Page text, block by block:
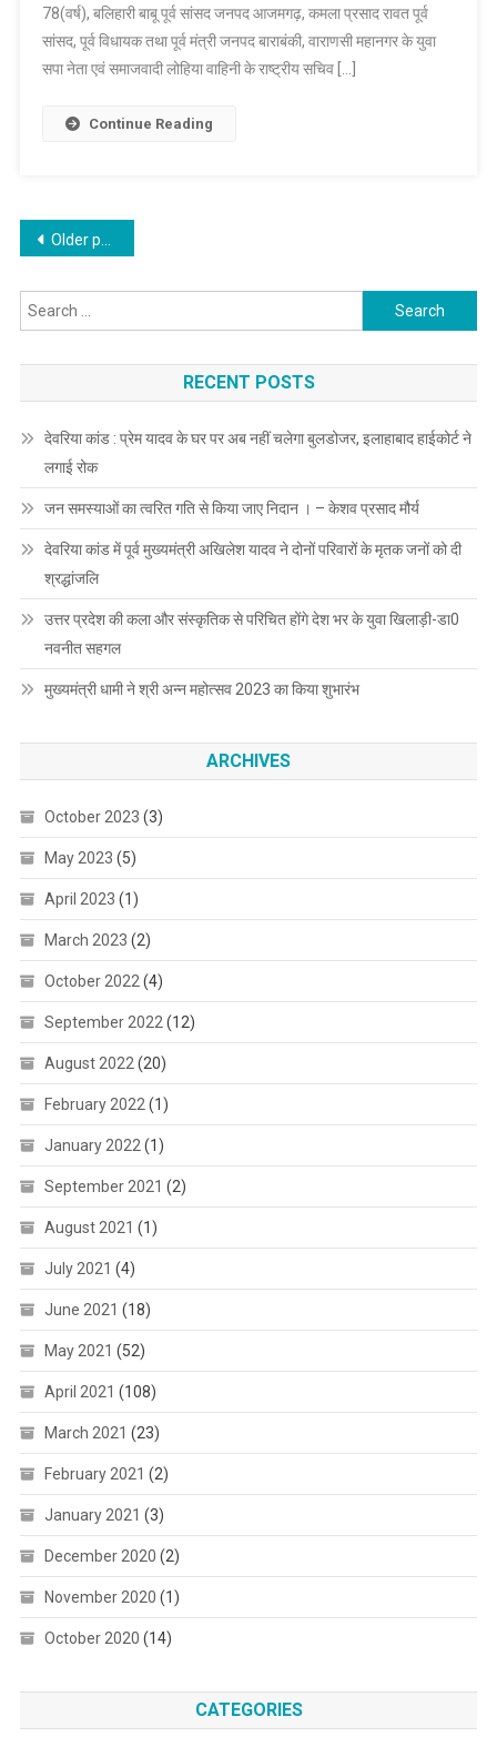
यादव
ने
78(वर्ष), बलिहारी बाबू पूर्व सांसद जनपद आजमगढ़, कमला प्रसाद रावत पूर्व
सांसद, पूर्व विधायक तथा पूर्व मंत्री जनपद बाराबंकी, वाराणसी महानगर के युवा
सपा नेता एवं समाजवादी लोहिया वाहिनी के राष्ट्रीय सचिव […]
Continue Reading
Posts
navigation
Older posts
Search
for:
RECENT POSTS
देवरिया कांड : प्रेम यादव के घर पर अब नहीं चलेगा बुलडोजर, इलाहाबाद हाईकोर्ट ने
लगाई रोक
जन समस्याओं का त्वरित गति से किया जाए निदान । – केशव प्रसाद मौर्य
देवरिया कांड में पूर्व मुख्यमंत्री अखिलेश यादव ने दोनों परिवारों के मृतक जनों को दी
श्रद्धांजलि
उत्तर प्रदेश की कला और संस्कृतिक से परिचित होंगे देश भर के युवा खिलाड़ी-डा0
नवनीत सहगल
मुख्यमंत्री धामी ने श्री अन्न महोत्सव 2023 का किया शुभारंभ
ARCHIVES
October 2023 (3)
May 2023 (5)
April 2023 (1)
March 2023 (2)
October 2022(4)
September 2022(12)
August 2022(20)
February 2022(1)
January 2022(1)
September 2021 (2)
August 2021 (1)
July 2021 (4)
June 2021 (18)
May 2021 (52)
April 2021 (108)
March 2021 (23)
February 2021 (2)
January 2021 (3)
December 2020 (2)
November 2020 (1)
October 2020 (14)
CATEGORIES